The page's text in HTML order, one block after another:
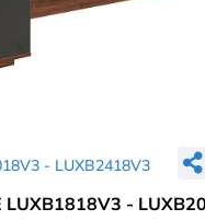
- LUXB2418V3
LUXB1818V3 -